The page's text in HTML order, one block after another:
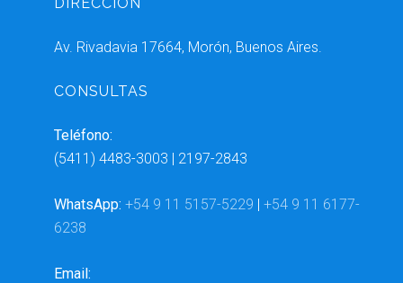
Av. Rivadavia 17664, Morón, Buenos Aires.
CONSULTAS
Teléfono:
(5411) 4483-3003 | 2197-2843
WhatsApp: +54 9 11 5157-5229 | +54 9 11 6177-
6238
Email: